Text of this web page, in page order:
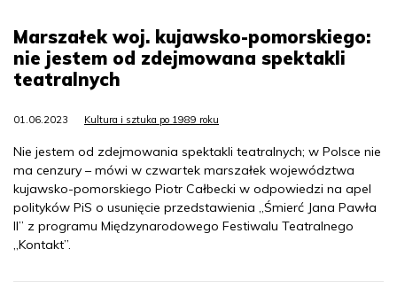
Marszałek woj. kujawsko-pomorskiego:
nie jestem od zdejmowana spektakli
teatralnych
01.06.2023 Kultura i sztuka po 1989 roku
Nie jestem od zdejmowania spektakli teatralnych; w Polsce nie
ma cenzury – mówi w czwartek marszałek województwa
kujawsko-pomorskiego Piotr Całbecki w odpowiedzi na apel
polityków PiS o usunięcie przedstawienia „Śmierć Jana Pawła
II” z programu Międzynarodowego Festiwalu Teatralnego
„Kontakt”.